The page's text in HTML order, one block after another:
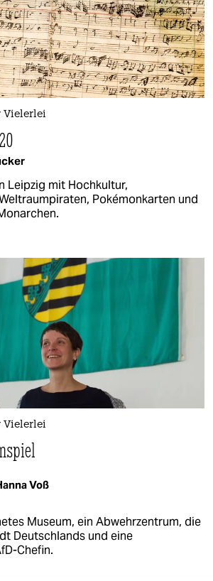
Vielerlei
Leipzig mit Hochkultur,
Pokémonkarten und
Vielerlei
Voß
Museum, ein Abwehrzentrum, die
Deutschlands und eine
Chefin.